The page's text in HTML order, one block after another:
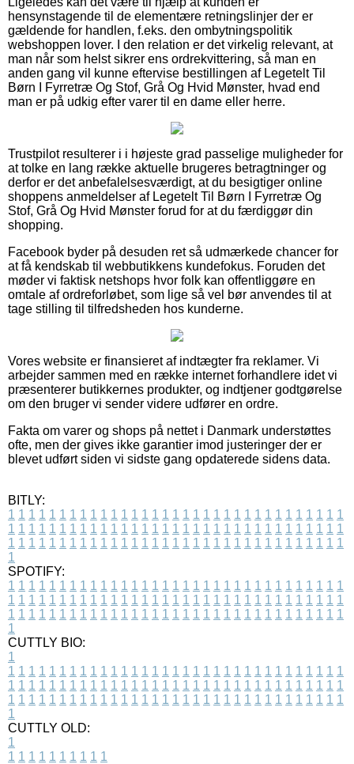
hensynstagende til de elementære retningslinjer der er
gældende for handlen, f.eks. den ombytningspolitik
webshoppen lover. I den relation er det virkelig relevant, at
man når som helst sikrer ens ordrekvittering, så man en
anden gang vil kunne eftervise bestillingen af Legetelt Til
Børn I Fyrretræ Og Stof, Grå Og Hvid Mønster, hvad end
man er på udkig efter varer til en dame eller herre.
Trustpilot resulterer i i højeste grad passelige muligheder for
at tolke en lang række aktuelle brugeres betragtninger og
derfor er det anbefalelsesværdigt, at du besigtiger online
shoppens anmeldelser af Legetelt Til Børn I Fyrretræ Og
Stof, Grå Og Hvid Mønster forud for at du færdiggør din
shopping.
Facebook byder på desuden ret så udmærkede chancer for
at få kendskab til webbutikkens kundefokus. Foruden det
møder vi faktisk netshops hvor folk kan offentliggøre en
omtale af ordreforløbet, som lige så vel bør anvendes til at
tage stilling til tilfredsheden hos kunderne.
Vores website er finansieret af indtægter fra reklamer. Vi
arbejder sammen med en række internet forhandlere idet vi
præsenterer butikkernes produkter, og indtjener godtgørelse
om den bruger vi sender videre udfører en ordre.
Fakta om varer og shops på nettet i Danmark understøttes
ofte, men der gives ikke garantier imod justeringer der er
blevet udført siden vi sidste gang opdaterede sidens data.
BITLY:
1 1 1 1 1 1 1 1 1 1 1 1 1 1 1 1 1 1 1 1 1 1 1 1 1 1 1 1 1 1 1 1 1
1 1 1 1 1 1 1 1 1 1 1 1 1 1 1 1 1 1 1 1 1 1 1 1 1 1 1 1 1 1 1 1 1
1 1 1 1 1 1 1 1 1 1 1 1 1 1 1 1 1 1 1 1 1 1 1 1 1 1 1 1 1 1 1 1 1
1
SPOTIFY:
1 1 1 1 1 1 1 1 1 1 1 1 1 1 1 1 1 1 1 1 1 1 1 1 1 1 1 1 1 1 1 1 1
1 1 1 1 1 1 1 1 1 1 1 1 1 1 1 1 1 1 1 1 1 1 1 1 1 1 1 1 1 1 1 1 1
1 1 1 1 1 1 1 1 1 1 1 1 1 1 1 1 1 1 1 1 1 1 1 1 1 1 1 1 1 1 1 1 1
1
CUTTLY BIO:
1
1 1 1 1 1 1 1 1 1 1 1 1 1 1 1 1 1 1 1 1 1 1 1 1 1 1 1 1 1 1 1 1 1
1 1 1 1 1 1 1 1 1 1 1 1 1 1 1 1 1 1 1 1 1 1 1 1 1 1 1 1 1 1 1 1 1
1 1 1 1 1 1 1 1 1 1 1 1 1 1 1 1 1 1 1 1 1 1 1 1 1 1 1 1 1 1 1 1 1
1
CUTTLY OLD:
1
1 1 1 1 1 1 1 1 1 1